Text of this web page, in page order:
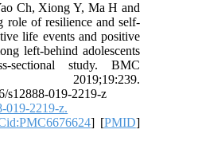
Ch, Xiong Y, Ma H and
role of resilience and self-
life events and positive
left-behind adolescents
sectional study. BMC
2019;19:239.
s12888-019-2219-z
019-2219-z.
] [PMID